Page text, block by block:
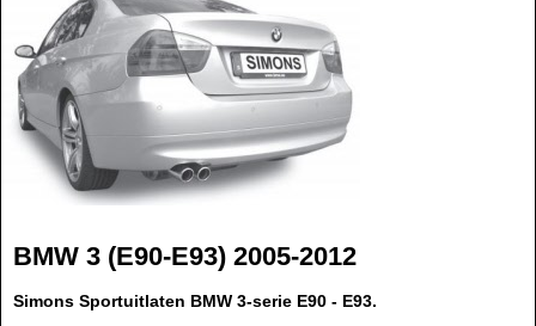
BMW 3 (E90-E93) 2005-2012
Simons Sportuitlaten BMW 3-serie E90 - E93.